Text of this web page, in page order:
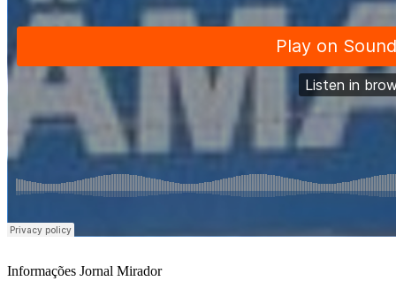
Informações Jornal Mirador